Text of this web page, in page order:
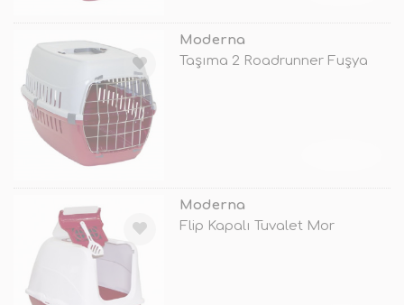
Moderna
Taşıma 2 Roadrunner Fuşya
Moderna
Flip Kapalı Tuvalet Mor